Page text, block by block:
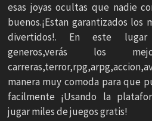
esas joyas ocultas que nadie
buenos.¡Estan garantizados
divertidos!. En este lugar
generos,verás los
manera muy comoda para que
facilmente ¡Usando la
jugar miles de juegos gratis!